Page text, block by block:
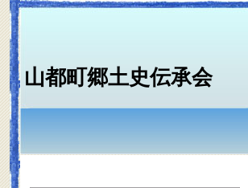
山都町郷土史伝承会